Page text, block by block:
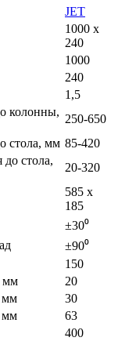
JET
1000 х
240
1000
240
1,5
колонны,
250-650
стола, мм 85-420
до стола,
20-320
585 х
185
±30⁰
±90⁰
150
мм
20
мм
30
мм
63
400